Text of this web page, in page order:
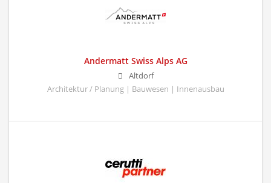
Andermatt Swiss Alps AG
Altdorf
Architektur / Planung | Bauwesen | Innenausbau